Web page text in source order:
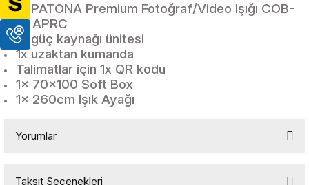
1x PATONA Premium Fotoğraf/Video Işığı COB-
300 APRC
1x güç kaynağı ünitesi
1x uzaktan kumanda
Talimatlar için 1x QR kodu
1x 70x100 Soft Box
1x 260cm Işık Ayağı
Yorumlar
Taksit Seçenekleri